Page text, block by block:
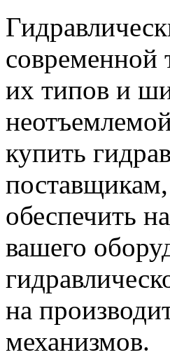
современной
их типов и
купить
обеспечить
вашего
на
механизмов.